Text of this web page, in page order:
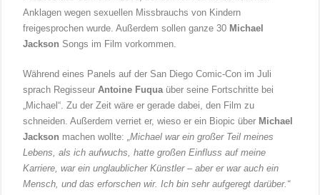
Anklagen wegen sexuellen Missbrauchs von Kindern
freigesprochen wurde. Außerdem sollen ganze 30 Michael
Jackson Songs im Film vorkommen.
Während eines Panels auf der San Diego Comic-Con im Juli
sprach RegisseurAntoine Fuquaüber seine Fortschritte bei
„Michael“. Zu der Zeit wäre er gerade dabei, den Film zu
schneiden. Außerdem verriet er, wieso er ein Biopic über Michael
Jackson machen wollte: „Michael war ein großer Teil meines
Lebens, als ich aufwuchs, hatte großen Einfluss auf meine
Karriere, war ein unglaublicher Künstler – aber er war auch ein
Mensch, und das erforschen wir. Ich bin sehr aufgeregt darüber.“